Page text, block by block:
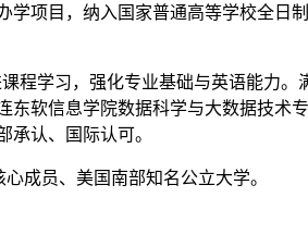
项目，纳入国家普通高等学校全日
程学习，强化专业基础与英语能力
软信息学院数据科学与大数据技术
认、国际认可。
成员、美国南部知名公立大学。